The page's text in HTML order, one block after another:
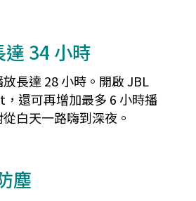
34 小時
長達 28 小時。開啟 JBL
還可再增加最多 6 小時播
白天一路嗨到深夜。
塵